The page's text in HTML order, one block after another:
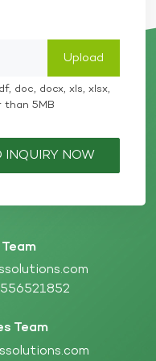
doc, docx, xls, xlsx,
than 5MB
INQUIRY NOW
Team